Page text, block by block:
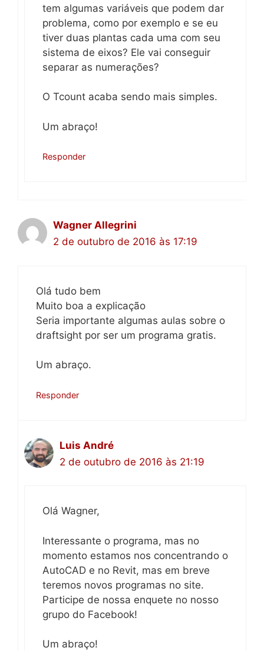
tem algumas variáveis que podem dar
problema, como por exemplo e se eu
tiver duas plantas cada uma com seu
sistema de eixos? Ele vai conseguir
separar as numerações?
O Tcount acaba sendo mais simples.
Um abraço!
Responder
Wagner Allegrini
2 de outubro de 2016 às 17:19
Olá tudo bem
Muito boa a explicação
Seria importante algumas aulas sobre o
draftsight por ser um programa gratis.
Um abraço.
Responder
Luis André
2 de outubro de 2016 às 21:19
Olá Wagner,
Interessante o programa, mas no
momento estamos nos concentrando o
AutoCAD e no Revit, mas em breve
teremos novos programas no site.
Participe de nossa enquete no nosso
grupo do Facebook!
Um abraço!